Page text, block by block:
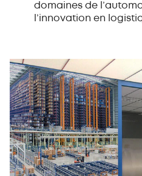
domaines de
l’innovation en